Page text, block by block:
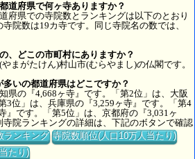
道府県で何ヶ寺ありますか？
府県での寺院数とランキングは以下のとおり
院数は19カ寺です。同じ寺院名の数では、
、どこの市町村にありますか？
まがたけん)村山市(むらやまし)の仏閣です。
多いの都道府県はどこですか？
県の『4,668ヶ寺』です。「第2位」は、大阪
3位」は、兵庫県の『3,259ヶ寺』です。「第4
』です。「第5位」は、京都府の『3,031ヶ
院ランキングの詳細は、下記のボタンで確認
ランキング 寺院数順位(人口10万人当たり)
たり)